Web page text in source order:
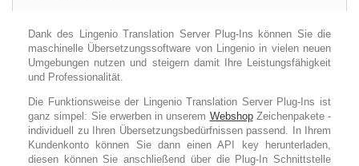
Dank des Lingenio Translation Server Plug-Ins können Sie die
maschinelle Übersetzungssoftware von Lingenio in vielen neuen
Umgebungen nutzen und steigern damit Ihre Leistungsfähigkeit
und Professionalität.
Die Funktionsweise der Lingenio Translation Server Plug-Ins ist
ganz simpel: Sie erwerben in unserem WebshopZeichenpakete -
individuell zu Ihren Übersetzungsbedürfnissen passend. In Ihrem
Kundenkonto können Sie dann einen API key herunterladen,
diesen können Sie anschließend über die Plug-In Schnittstelle